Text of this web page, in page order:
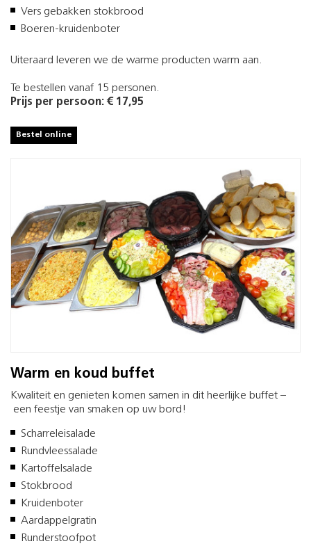
Vers gebakken stokbrood
Boeren-kruidenboter
Uiteraard leveren we de warme producten warm aan.
Te bestellen vanaf 15 personen.
Prijs per persoon: € 17,95
Bestel online
Warm en koud buffet
Kwaliteit en genieten komen samen in dit heerlijke buffet –
een feestje van smaken op uw bord!
Scharreleisalade
Rundvleessalade
Kartoffelsalade
Stokbrood
Kruidenboter
Aardappelgratin
Runderstoofpot